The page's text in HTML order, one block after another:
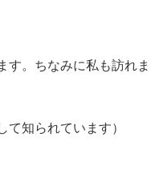
す。ちなみに私も訪れま
て知られています）